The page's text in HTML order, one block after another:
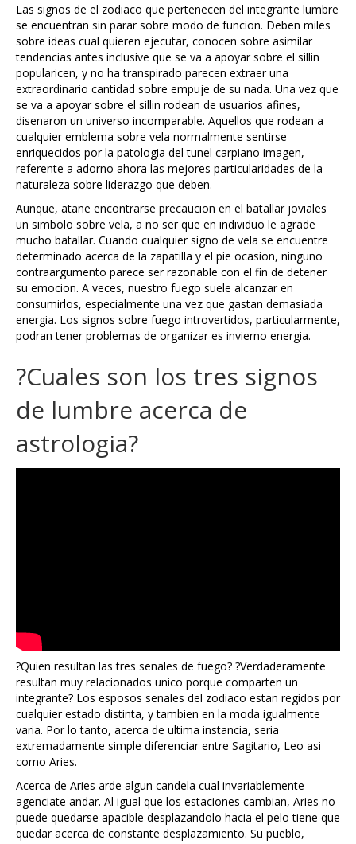
Las signos de el zodiaco que pertenecen del integrante lumbre
se encuentran sin parar sobre modo de funcion. Deben miles
sobre ideas cual quieren ejecutar, conocen sobre asimilar
tendencias antes inclusive que se va a apoyar sobre el sillin
popularicen, y no ha transpirado parecen extraer una
extraordinario cantidad sobre empuje de su nada. Una vez que
se va a apoyar sobre el sillin rodean de usuarios afines,
disenaron un universo incomparable. Aquellos que rodean a
cualquier emblema sobre vela normalmente sentirse
enriquecidos por la patologia del tunel carpiano imagen,
referente a adorno ahora las mejores particularidades de la
naturaleza sobre liderazgo que deben.
Aunque, atane encontrarse precaucion en el batallar joviales
un simbolo sobre vela, a no ser que en individuo le agrade
mucho batallar. Cuando cualquier signo de vela se encuentre
determinado acerca de la zapatilla y el pie ocasion, ninguno
contraargumento parece ser razonable con el fin de detener
su emocion. A veces, nuestro fuego suele alcanzar en
consumirlos, especialmente una vez que gastan demasiada
energia. Los signos sobre fuego introvertidos, particularmente,
podran tener problemas de organizar es invierno energia.
?Cuales son los tres signos
de lumbre acerca de
astrologia?
?Quien resultan las tres senales de fuego? ?Verdaderamente
resultan muy relacionados unico porque comparten un
integrante? Los esposos senales del zodiaco estan regidos por
cualquier estado distinta, y tambien en la moda igualmente
varia. Por lo tanto, acerca de ultima instancia, seria
extremadamente simple diferenciar entre Sagitario, Leo asi
como Aries.
Acerca de Aries arde algun candela cual invariablemente
agenciate andar. Al igual que los estaciones cambian, Aries no
puede quedarse apacible desplazandolo hacia el pelo tiene que
quedar acerca de constante desplazamiento. Su pueblo,